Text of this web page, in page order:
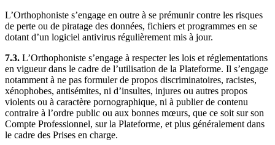
L’Orthophoniste s’engage en outre à se prémunir contre les risques
de perte ou de piratage des données, fichiers et programmes en se
dotant d’un logiciel antivirus régulièrement mis à jour.
7.3. L’Orthophoniste s’engage à respecter les lois et réglementations
en vigueur dans le cadre de l’utilisation de la Plateforme. Il s’engage
notamment à ne pas formuler de propos discriminatoires, racistes,
xénophobes, antisémites, ni d’insultes, injures ou autres propos
violents ou à caractère pornographique, ni à publier de contenu
contraire à l’ordre public ou aux bonnes mœurs, que ce soit sur son
Compte Professionnel, sur la Plateforme, et plus généralement dans
le cadre des Prises en charge.